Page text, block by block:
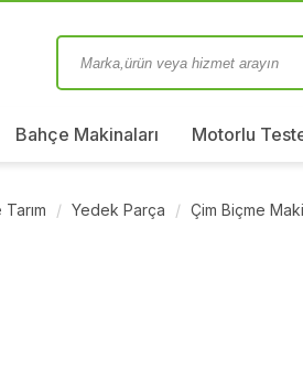
Bahçe Makinaları Motorlu
Yedek Parça Çim Biçme